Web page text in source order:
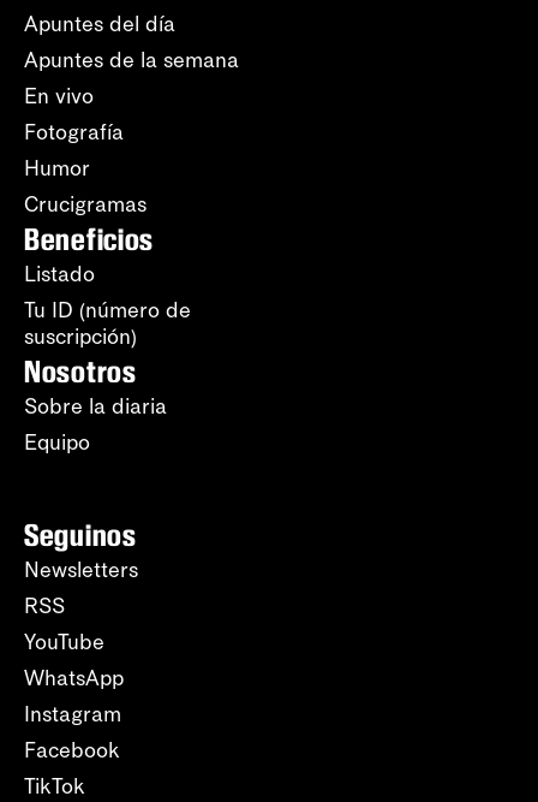
Apuntes del día
Apuntes de la semana
En vivo
Fotografía
Humor
Crucigramas
Beneficios
Listado
Tu ID (número de
suscripción)
Nosotros
Sobre la diaria
Equipo
Seguinos
Newsletters
RSS
YouTube
WhatsApp
Instagram
Facebook
TikTok